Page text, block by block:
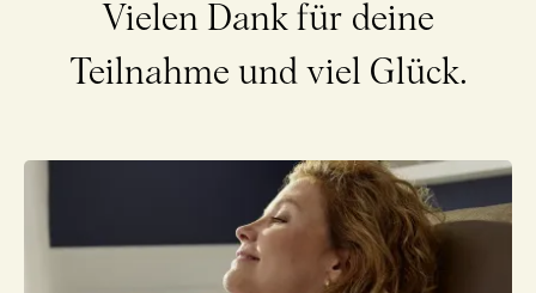
Vielen Dank für deine
Teilnahme und viel Glück.